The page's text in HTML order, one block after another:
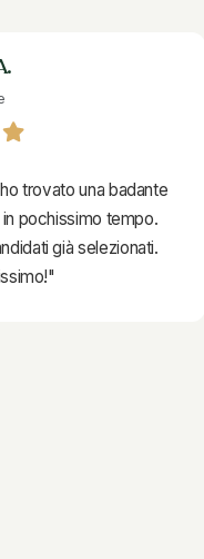
trovato una badante
pochissimo tempo.
già selezionati.